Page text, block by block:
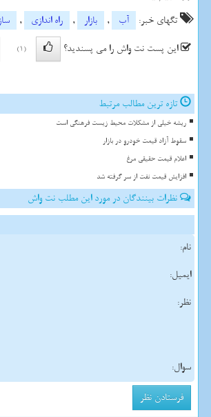
تگهای خبر:
آب , بازار , راه اندازی ,
این پست نت واش را می پسندید؟
(1)
تازه ترین مطالب مرتبط
ریشه خیلی از مشکلات محیط زیست فرهنگی است
سقوط آزاد قیمت خودرو در بازار
اعلام قیمت حقیقی مرغ
افزایش قیمت نفت از سر گرفته شد
نظرات بینندگان در مورد این مطلب نت واش
نام:
ایمیل:
نظر:
سوال: